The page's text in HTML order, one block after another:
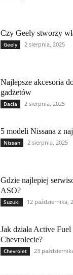
Czy Geely stworzy
Geely 2 sierpnia, 2025
Najlepsze akcesoria
gadżetów
Dacia 2 sierpnia, 2025
5 modeli Nissana z
Nissan 2 sierpnia, 2025
Gdzie najlepiej
ASO?
Suzuki 12 października,
Jak działa Active
Chevrolecie?
Chevrolet 23